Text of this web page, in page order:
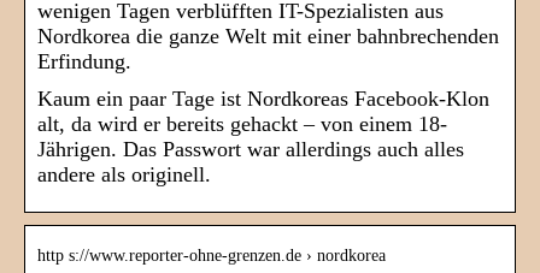
wenigen Tagen verblüfften IT-Spezialisten aus
Nordkorea die ganze Welt mit einer bahnbrechenden
Erfindung.
Kaum ein paar Tage ist Nordkoreas Facebook-Klon
alt, da wird er bereits gehackt – von einem 18-
Jährigen. Das Passwort war allerdings auch alles
andere als originell.
http s://www.reporter-ohne-grenzen.de › nordkorea